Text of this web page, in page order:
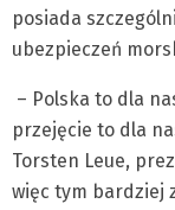
posiada
ubezpieczeń
– Polska to dla
przejęcie to dla
Torsten Leue,
więc tym bardziej